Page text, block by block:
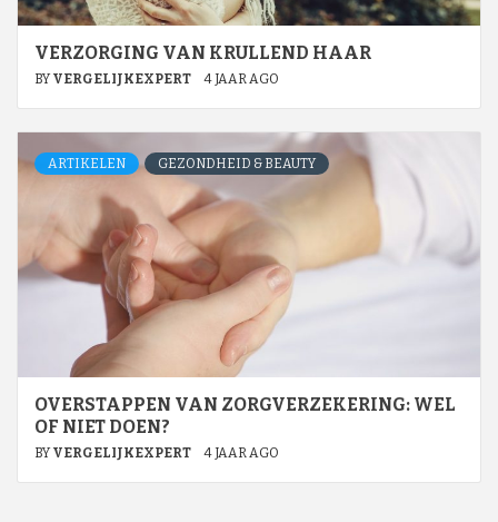
VERZORGING VAN KRULLEND HAAR
BY VERGELIJKEXPERT 4 JAAR AGO
ARTIKELEN GEZONDHEID & BEAUTY
OVERSTAPPEN VAN ZORGVERZEKERING: WEL
OF NIET DOEN?
BY VERGELIJKEXPERT 4 JAAR AGO